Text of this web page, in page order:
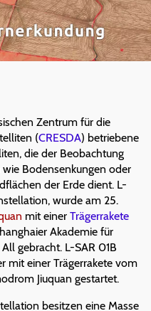
Zentrum für die
(CRESDA) betriebene
die der Beobachtung
Bodensenkungen oder
der Erde dient. L-
wurde am 25.
mit einer Trägerrakete
Akademie für
gebracht. L-SAR 01B
mit einer Trägerrakete vom
Jiuquan gestartet.
besitzen eine Masse